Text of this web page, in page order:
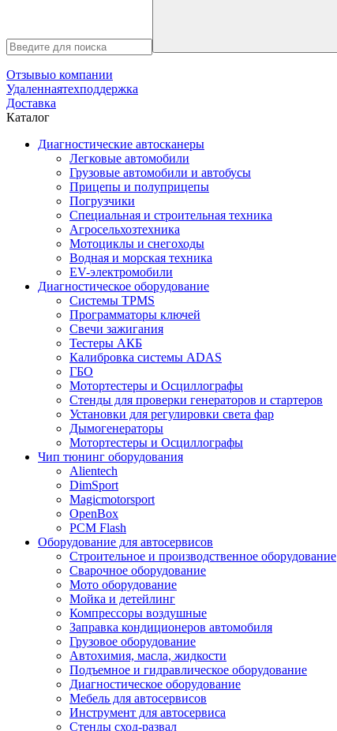
Отзывыо компании
Удаленнаятехподдержка
Доставка
Каталог
Диагностические автосканеры
Легковые автомобили
Грузовые автомобили и автобусы
Прицепы и полуприцепы
Погрузчики
Специальная и строительная техника
Агросельхозтехника
Мотоциклы и снегоходы
Водная и морская техника
EV-электромобили
Диагностическое оборудование
Системы TPMS
Программаторы ключей
Свечи зажигания
Тестеры АКБ
Калибровка системы ADAS
ГБО
Мотортестеры и Осциллографы
Стенды для проверки генераторов и стартеров
Установки для регулировки света фар
Дымогенераторы
Мотортестеры и Осциллографы
Чип тюнинг оборудования
Alientech
DimSport
Magicmotorsport
OpenBox
PCM Flash
Оборудование для автосервисов
Строительное и производственное оборудование
Сварочное оборудование
Мото оборудование
Мойка и детейлинг
Компрессоры воздушные
Заправка кондиционеров автомобиля
Грузовое оборудование
Автохимия, масла, жидкости
Подъемное и гидравлическое оборудование
Диагностическое оборудование
Мебель для автосервисов
Инструмент для автосервиса
Стенды сход-развал